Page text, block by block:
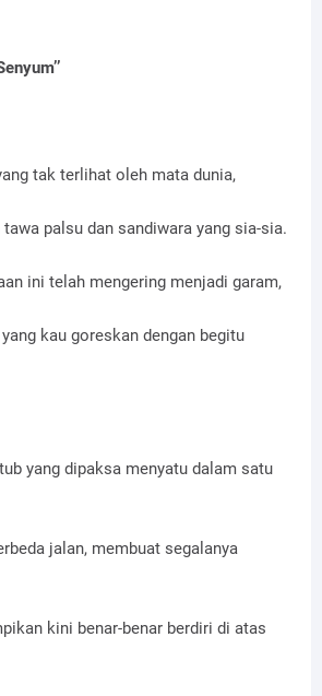
tak terlihat oleh mata dunia,
palsu dan sandiwara yang sia-sia.
ini telah mengering menjadi garam,
kau goreskan dengan begitu
yang dipaksa menyatu dalam satu
jalan, membuat segalanya
kini benar-benar berdiri di atas